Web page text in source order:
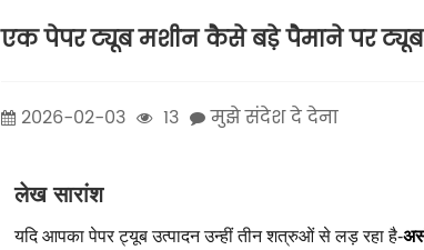
एक पेपर ट्यूब मशीन कैसे बड़े पैमाने पर
2026-02-03 13 मुझे संदेश दे देना
लेख सारांश
यदि आपका पेपर ट्यूब उत्पादन उन्हीं तीन शत्रुओं से लड़ रहा है-